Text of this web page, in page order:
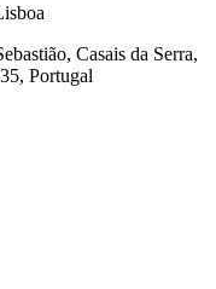
Casais da Serra,
Portugal